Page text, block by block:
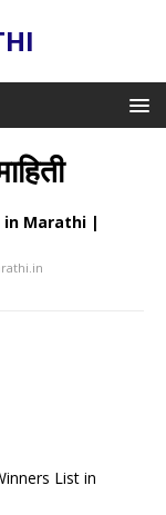
in Marathi |
List in